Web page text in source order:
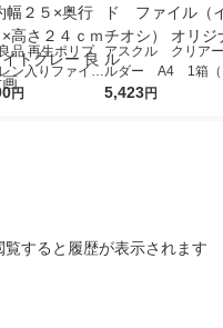
品 再生ポリプ
ン入りファイル
ススタンダード
円
アスクル クリア
ルダー A4 1箱（
0枚） スタンダー
5,423円
覧すると履歴が表示されます